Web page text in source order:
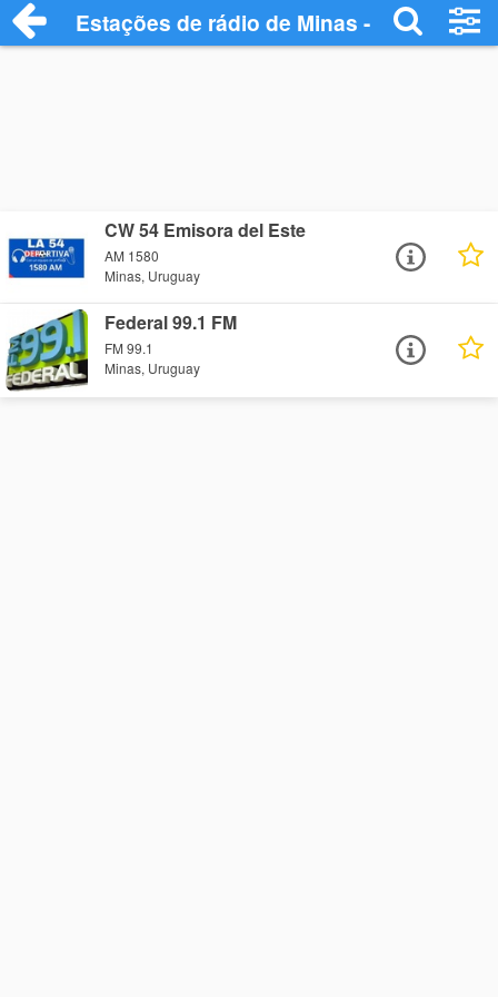
Estações de rádio de Minas - Ouça
CW 54 Emisora del Este
AM 1580
Minas, Uruguay
Federal 99.1 FM
FM 99.1
Minas, Uruguay